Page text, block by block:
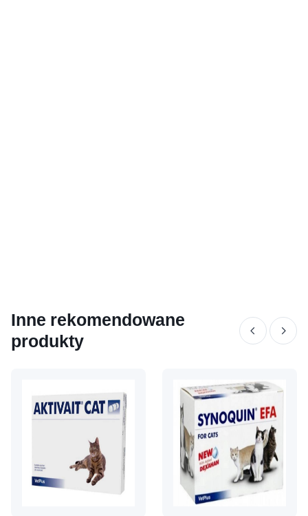
Inne rekomendowane
produkty